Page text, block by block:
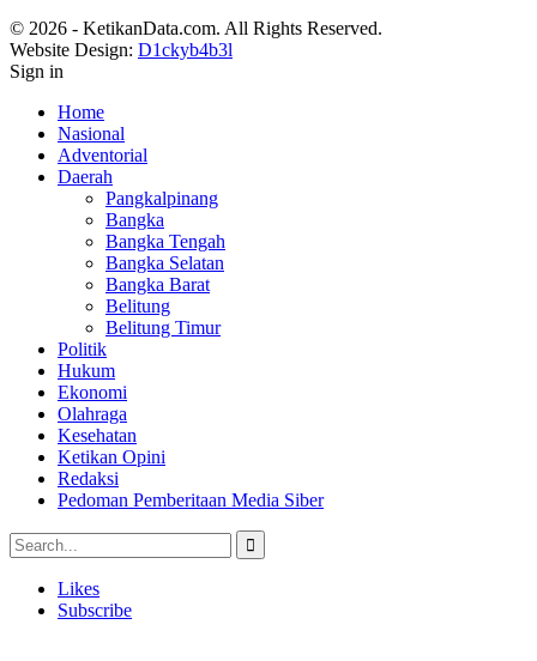
© 2026 - KetikanData.com. All Rights Reserved.
Website Design: D1ckyb4b3l
Sign in
Home
Nasional
Adventorial
Daerah
Pangkalpinang
Bangka
Bangka Tengah
Bangka Selatan
Bangka Barat
Belitung
Belitung Timur
Politik
Hukum
Ekonomi
Olahraga
Kesehatan
Ketikan Opini
Redaksi
Pedoman Pemberitaan Media Siber
Likes
Subscribe